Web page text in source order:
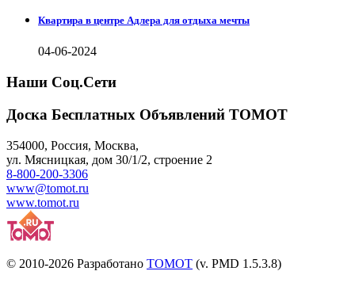
Квартира в центре Адлера для отдыха мечты
04-06-2024
Наши Соц.Сети
Доска Бесплатных Объявлений ТОМОТ
354000, Россия, Москва,
ул. Мясницкая, дом 30/1/2, строение 2
8-800-200-3306
www@tomot.ru
www.tomot.ru
© 2010-2026 Разработано TOMOT (v. PMD 1.5.3.8)